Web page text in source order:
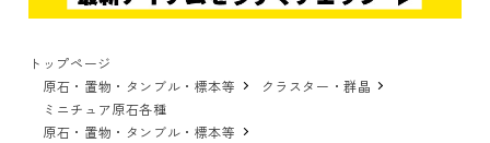
トップページ
原石・置物・タンブル・標本等
クラスター・群晶
ミニチュア原石各種
原石・置物・タンブル・標本等